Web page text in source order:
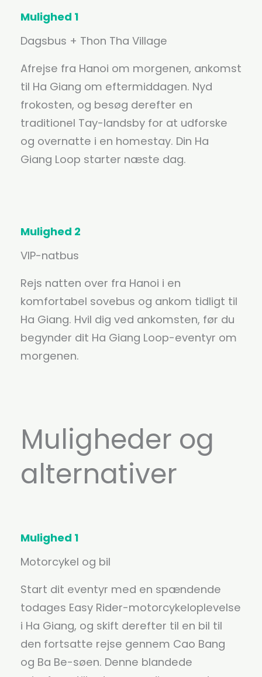
Mulighed 1
Dagsbus + Thon Tha Village
Afrejse fra Hanoi om morgenen, ankomst
til Ha Giang om eftermiddagen. Nyd
frokosten, og besøg derefter en
traditionel Tay-landsby for at udforske
og overnatte i en homestay. Din Ha
Giang Loop starter næste dag.
Mulighed 2
VIP-natbus
Rejs natten over fra Hanoi i en
komfortabel sovebus og ankom tidligt til
Ha Giang. Hvil dig ved ankomsten, før du
begynder dit Ha Giang Loop-eventyr om
morgenen.
Muligheder og
alternativer
Mulighed 1
Motorcykel og bil
Start dit eventyr med en spændende
todages Easy Rider-motorcykeloplevelse
i Ha Giang, og skift derefter til en bil til
den fortsatte rejse gennem Cao Bang
og Ba Be-søen. Denne blandede